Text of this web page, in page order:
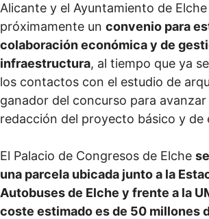
Alicante y el Ayuntamiento de
próximamente un convenio para
colaboración económica y de
infraestructura, al tiempo que ya
los contactos con el estudio de
ganador del concurso para avanzar
redacción del proyecto básico y de
El Palacio de Congresos de Elche
una parcela ubicada junto a la
Autobuses de Elche y frente a la
coste estimado es de 50 millones